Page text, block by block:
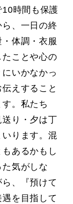
時間も保護
、一日の終
体調・衣服
ことや心の
いかなかっ
えすること
。私たち
り・夕は丁
ります。混
あるかもし
気がしな
、『預けて
を目指して